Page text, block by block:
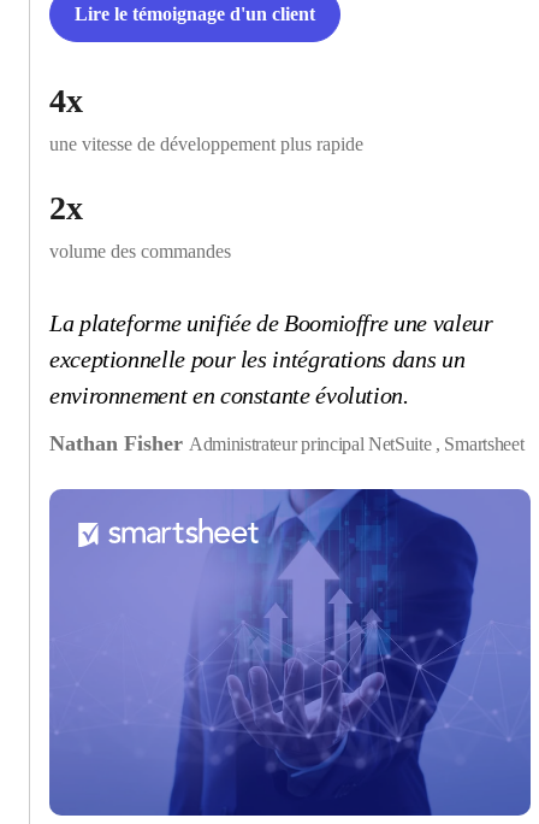
Lire le témoignage d'un client
4x
une vitesse de développement plus rapide
2x
volume des commandes
La plateforme unifiée de Boomioffre une valeur
exceptionnelle pour les intégrations dans un
environnement en constante évolution.
Nathan Fisher Administrateur principal NetSuite , Smartsheet